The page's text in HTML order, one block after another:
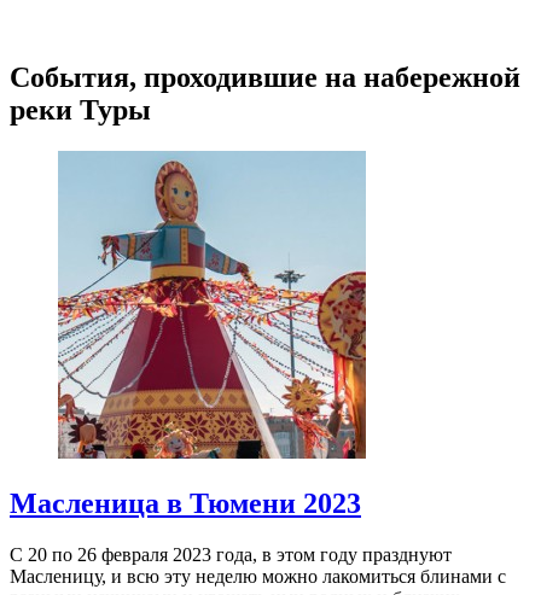
События, проходившие на набережной
реки Туры
Масленица в Тюмени 2023
С 20 по 26 февраля 2023 года, в этом году празднуют
Масленицу, и всю эту неделю можно лакомиться блинами с